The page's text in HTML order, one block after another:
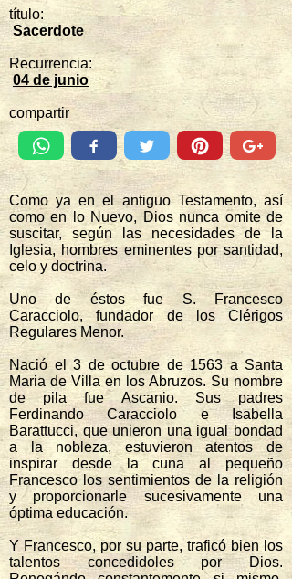
título:
Sacerdote
Recurrencia:
04 de junio
compartir
Como ya en el antiguo Testamento, así
como en lo Nuevo, Dios nunca omite de
suscitar, según las necesidades de la
Iglesia, hombres eminentes por santidad,
celo y doctrina.
Uno de éstos fue S. Francesco
Caracciolo, fundador de los Clérigos
Regulares Menor.
Nació el 3 de octubre de 1563 a Santa
Maria de Villa en los Abruzos. Su nombre
de pila fue Ascanio. Sus padres
Ferdinando Caracciolo e Isabella
Barattucci, que unieron una igual bondad
a la nobleza, estuvieron atentos de
inspirar desde la cuna al pequeño
Francesco los sentimientos de la religión
y proporcionarle sucesivamente una
óptima educación.
Y Francesco, por su parte, traficó bien los
talentos concedidoles por Dios.